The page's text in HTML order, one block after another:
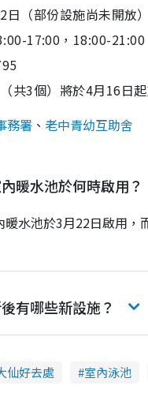
（部份設施尚未開放）
17:00，18:00-21:00
共3個）將於4月16日起
務署 、 老中青幼互助舍
暖水池於何時啟用？
水池於3月22日啟用
有哪些新設施？
仙好去處 室內泳池